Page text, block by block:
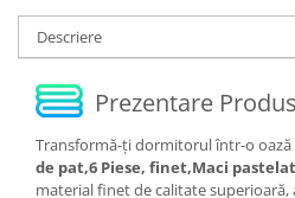
Descriere
Prezentare Produs
Transformă-ți dormitorul într-o oază
de pat,6 Piese, finet,Maci
material finet de calitate superioară,